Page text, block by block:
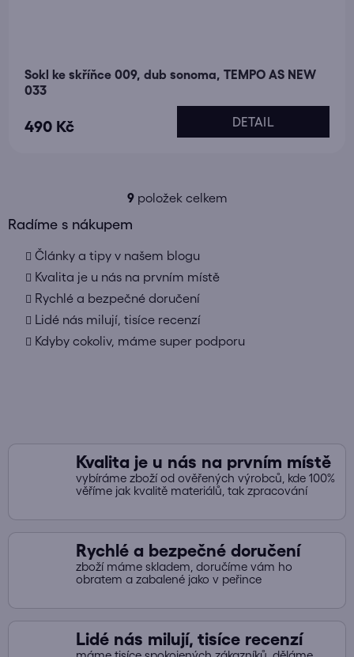
Sokl ke skříňce 009, dub sonoma, TEMPO AS NEW
033
490 Kč DETAIL
O
á
d
a
í
p
ý
p
i
s
u
9položek celkem
Radíme s nákupem
Články a tipy v našem blogu
Kvalita je u nás na prvním místě
Rychlé a bezpečné doručení
Lidé nás milují, tisíce recenzí
Kdyby cokoliv, máme super podporu
Kvalita je u nás na prvním místě
vybíráme zboží od ověřených výrobců, kde 100%
věříme jak kvalitě materiálů, tak zpracování
Rychlé a bezpečné doručení
zboží máme skladem, doručíme vám ho
obratem a zabalené jako v peřince
Lidé nás milují, tisíce recenzí